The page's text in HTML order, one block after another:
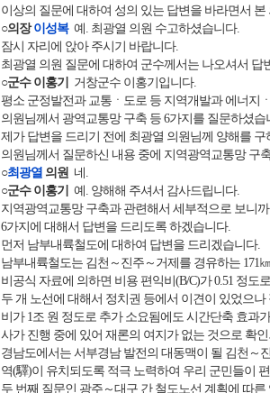
이상의 질문에 대하여 성의 있는 답변을 바라면서
○의장이성복예. 최광열 의원 수고하셨습니다.
잠시 자리에 앉아 주시기 바랍니다.
최광열 의원 질문에 대하여 군수께서는 나오셔서 답
○군수 이홍기
거창군수 이홍기입니다.
평소 군정발전과 교통ㆍ도로 등 지역개발과 에너지
의원님께서 광역교통망 구축 등 6가지를 질문하셨습
제가 답변을 드리기 전에 최광열 의원님께 양해를 구
의원님께서 질문하신 내용 중에 지역광역교통망 구
○최광열 의원 네.
○군수 이홍기
예. 양해해 주셔서 감사드립니다.
지역광역교통망 구축과 관련해서 세부적으로 보니
6가지에 대해서 답변을 드리도록 하겠습니다.
먼저 남부내륙철도에 대하여 답변을 드리겠습니다.
남부내륙철도는 김천～진주～거제를 경유하는 171
비공식 자료에 의하면 비용 편익비(B/C)가 0.51 정
두 개 노선에 대해서 정치권 등에서 이견이 있었으
비가 1조 원 정도로 추가 소요됨에도 시간단축 효과
사가 진행 중에 있어 재론의 여지가 없는 것으로 확
경남도에서는 서부경남 발전의 대동맥이 될 김천～
역(驛)이 유치되도록 적극 노력하여 우리 군민들이
두 번째 질문인 광주～대구 간 철도노선 계획에 따